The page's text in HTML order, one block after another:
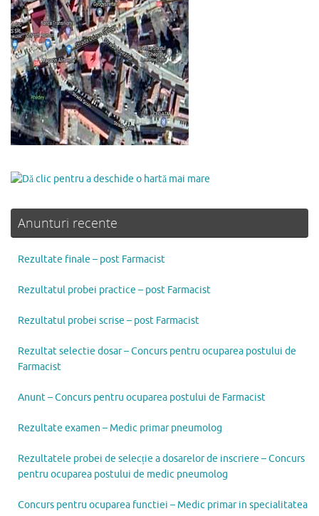
Anunturi recente
Rezultate finale – post Farmacist
Rezultatul probei practice – post Farmacist
Rezultatul probei scrise – post Farmacist
Rezultat selectie dosar – Concurs pentru ocuparea postului de
Farmacist
Anunt – Concurs pentru ocuparea postului de Farmacist
Rezultate examen – Medic primar pneumolog
Rezultatele probei de selecție a dosarelor de inscriere – Concurs
pentru ocuparea postului de medic pneumolog
Concurs pentru ocuparea functiei – Medic primar in specialitatea